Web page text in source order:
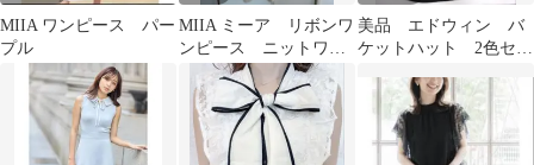
MIIA ワンピース パー
プル
MIIA ミーア リボンワ
ンピース ニットワン
ピース
美品 エドウィン バ
ケットハット 2色セッ